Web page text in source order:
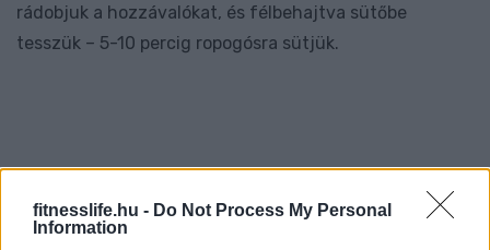
fitnesslife.hu - Do Not Process My Personal
Information
rádobjuk a hozzávalókat, és félbehajtva sütőbe
tesszük – 5-10 percig ropogósra sütjük.